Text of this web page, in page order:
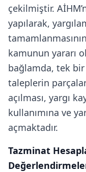
çekilmiştir.
yapılarak,
kamunun yararı
bağlamda, tek
taleplerin
açılması, yargı
kullanımına ve
açmaktadır.
Tazminat